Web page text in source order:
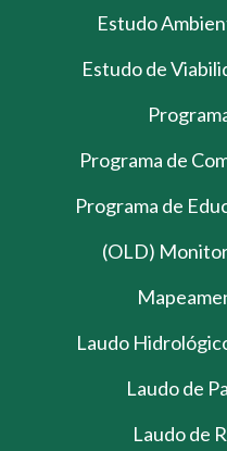
Estudo
Estudo de
Programa de
Programa de
(OLD)
Laudo
Laudo de
Laudo de